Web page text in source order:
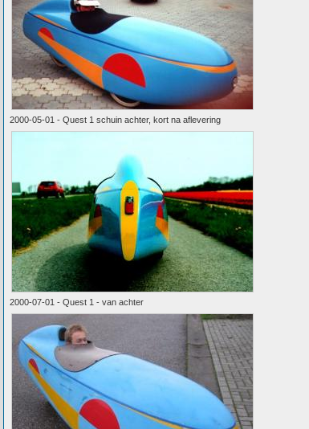
2000-05-01 - Quest 1 schuin achter, kort na aflevering
2000-07-01 - Quest 1 - van achter